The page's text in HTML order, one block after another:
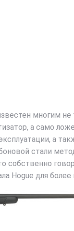
многим
а само
а
стали
Hogue для